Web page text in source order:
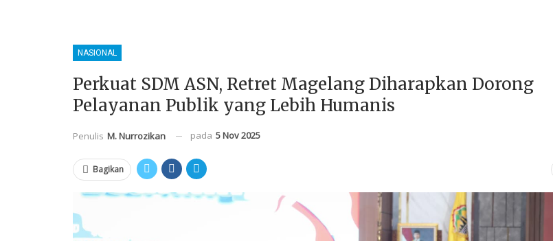
NASIONAL
Perkuat SDM ASN, Retret Magelang Diharapkan Dorong
Pelayanan Publik yang Lebih Humanis
Penulis M. Nurrozikan pada 5 Nov 2025
Bagikan